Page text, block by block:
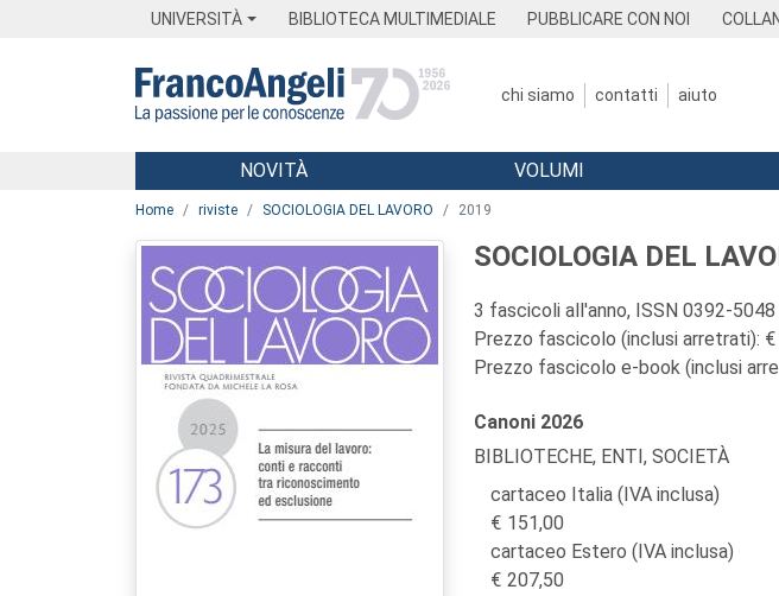
UNIVERSITÀ BIBLIOTECA MULTIMEDIALE PUBBLICARE CON NOI
chi siamo contatti aiuto
Menu
NOVITÀ VOLUMI
Home riviste SOCIOLOGIA DEL LAVORO 2019
SOCIOLOGIA DEL
3 fascicoli all'anno, ISSN 0392-
Prezzo fascicolo (inclusi arretrati): €
Prezzo fascicolo e-book (inclusi
Canoni 2026
BIBLIOTECHE, ENTI, SOCIETÀ
cartaceo Italia (IVA inclusa)
151,00
cartaceo Estero (IVA inclusa)
207,50